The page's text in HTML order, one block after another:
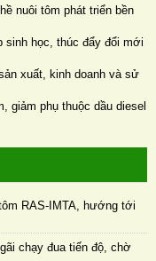
nuôi tôm phát triển bền
sinh học, thúc đẩy đổi mới
xuất, kinh doanh và sử
giảm phụ thuộc dầu diesel
RAS-IMTA, hướng tới
chạy đua tiến độ, chờ